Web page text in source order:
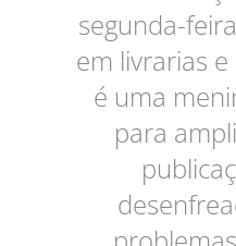
segunda-
em livrarias
é uma
para